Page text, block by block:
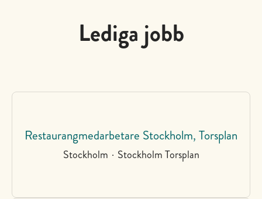
Lediga jobb
Restaurangmedarbetare Stockholm, Torsplan
Stockholm · Stockholm Torsplan